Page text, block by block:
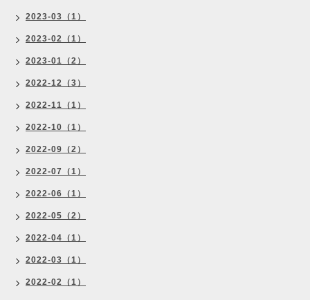
2023-03（1）
2023-02（1）
2023-01（2）
2022-12（3）
2022-11（1）
2022-10（1）
2022-09（2）
2022-07（1）
2022-06（1）
2022-05（2）
2022-04（1）
2022-03（1）
2022-02（1）